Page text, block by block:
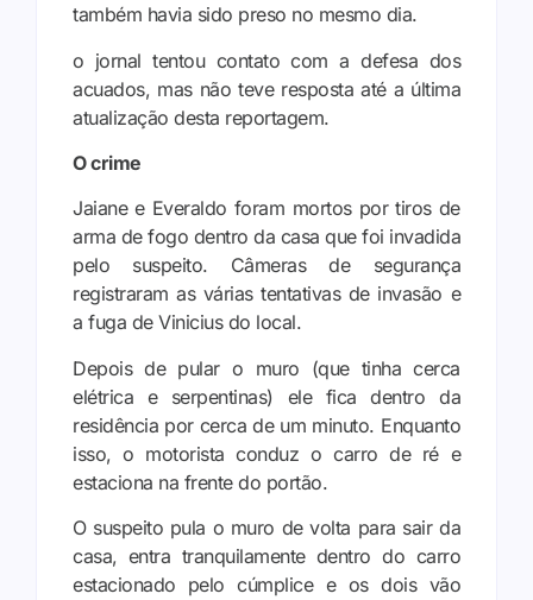
também havia sido preso no mesmo dia.
o jornal tentou contato com a defesa dos
acuados, mas não teve resposta até a última
atualização desta reportagem.
O crime
Jaiane e Everaldo foram mortos por tiros de
arma de fogo dentro da casa que foi invadida
pelo suspeito. Câmeras de segurança
registraram as várias tentativas de invasão e
a fuga de Vinicius do local.
Depois de pular o muro (que tinha cerca
elétrica e serpentinas) ele fica dentro da
residência por cerca de um minuto. Enquanto
isso, o motorista conduz o carro de ré e
estaciona na frente do portão.
O suspeito pula o muro de volta para sair da
casa, entra tranquilamente dentro do carro
estacionado pelo cúmplice e os dois vão